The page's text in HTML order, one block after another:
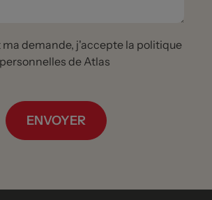
ma demande, j'accepte la politique
de Atlas
ENVOYER